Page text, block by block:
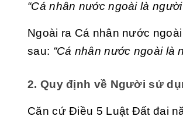
“Cá nhân nước ngoài là
Ngoài ra Cá nhân nước
sau: “Cá nhân nước ngoài là
2. Quy định về Người sử
Căn cứ Điều 5 Luật Đất đai